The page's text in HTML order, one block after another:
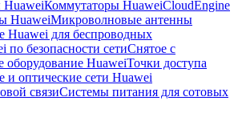
Коммутаторы HuaweiCloudEngine
HuaweiМикроволновые антенны
Huawei для беспроводных
по безопасности сетиСнятое с
оборудование HuaweiТочки доступа
и оптические сети Huawei
связиСистемы питания для сотовых